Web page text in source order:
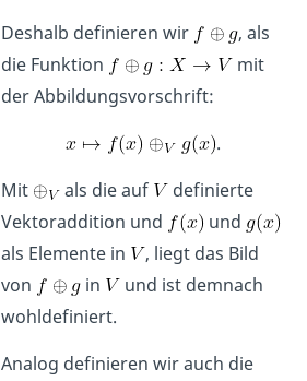
Deshalb definieren wir
, als
die Funktion
mit
der Abbildungsvorschrift:
.
Mit
als die auf
definierte
Vektoraddition und
und
als Elemente in
, liegt das Bild
von
in
und ist demnach
wohldefiniert.
Analog definieren wir auch die